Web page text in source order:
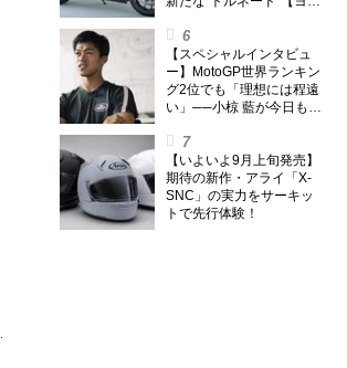
【スペシャルインタビュ
ー】MotoGP世界ランキン
グ2位でも「理想には程遠
い」──小椋 藍が今日も走
【いよいよ9月上旬発売】
期待の新作・アライ「X-
SNC」の実力をサーキッ
トで先行体験！